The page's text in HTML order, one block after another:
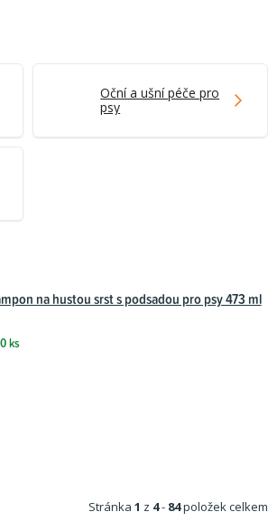
Oční a ušní péče pro
psy
na hustou srst s podsadou pro psy 473 ml
ks
Stránka 1 z 4- 84položek celkem